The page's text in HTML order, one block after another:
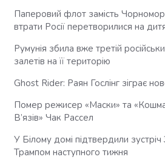
Паперовий флот замість
втрати Росії перетворилися на
Румунія збила вже третій
залетів на її територію
Ghost Rider: Раян Гослінг зіграє
Помер режисер «Маски» та
В’язів» Чак Рассел
У Білому домі підтвердили
Трампом наступного тижня